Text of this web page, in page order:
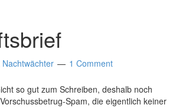
Nachtwächter 1 Comment
so gut zum Schreiben, deshalb noch
Spam, die eigentlich keiner